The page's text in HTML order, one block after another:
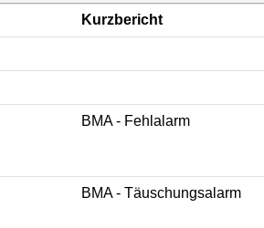
Kurzbericht
BMA - Fehlalarm
BMA - Täuschungsalarm